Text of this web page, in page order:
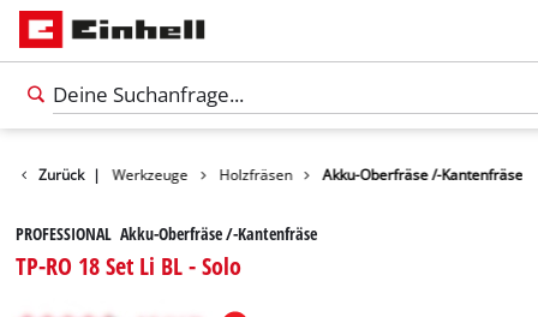
Zurück |
Produkte Werkzeuge Holzfräsen Akku-Oberfräse /-Kantenfräse
PROFESSIONAL Akku-Oberfräse /-Kantenfräse
TP-RO 18 Set Li BL - Solo